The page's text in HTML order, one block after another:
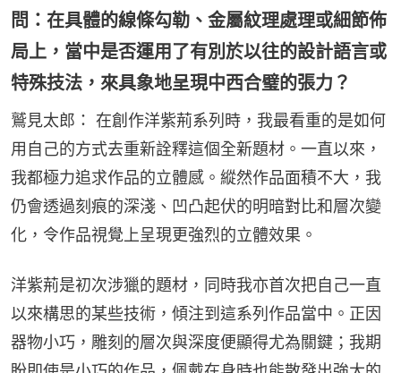
問：在具體的線條勾勒、金屬紋理處理或細節佈
局上，當中是否運用了有別於以往的設計語言或
特殊技法，來具象地呈現中西合璧的張力？
鷲見太郎： 在創作洋紫荊系列時，我最看重的是如何
用自己的方式去重新詮釋這個全新題材。一直以來，
我都極力追求作品的立體感。縱然作品面積不大，我
仍會透過刻痕的深淺、凹凸起伏的明暗對比和層次變
化，令作品視覺上呈現更強烈的立體效果。
洋紫荊是初次涉獵的題材，同時我亦首次把自己一直
以來構思的某些技術，傾注到這系列作品當中。正因
器物小巧，雕刻的層次與深度便顯得尤為關鍵；我期